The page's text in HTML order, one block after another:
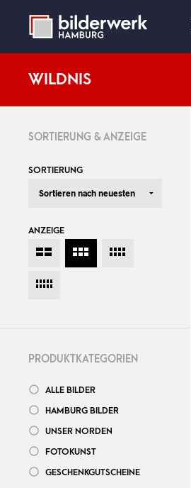
WILDNIS
SORTIERUNG & ANZEIGE
SORTIERUNG
ANZEIGE
PRODUKTKATEGORIEN
ALLE BILDER
HAMBURG BILDER
UNSER NORDEN
FOTOKUNST
GESCHENKGUTSCHEINE